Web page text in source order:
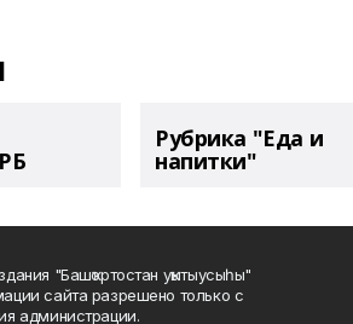
Рубрика "Еда и
напитки"
"Башҡортостан уҡытыусыһы"
сайта разрешено только с
администрации.